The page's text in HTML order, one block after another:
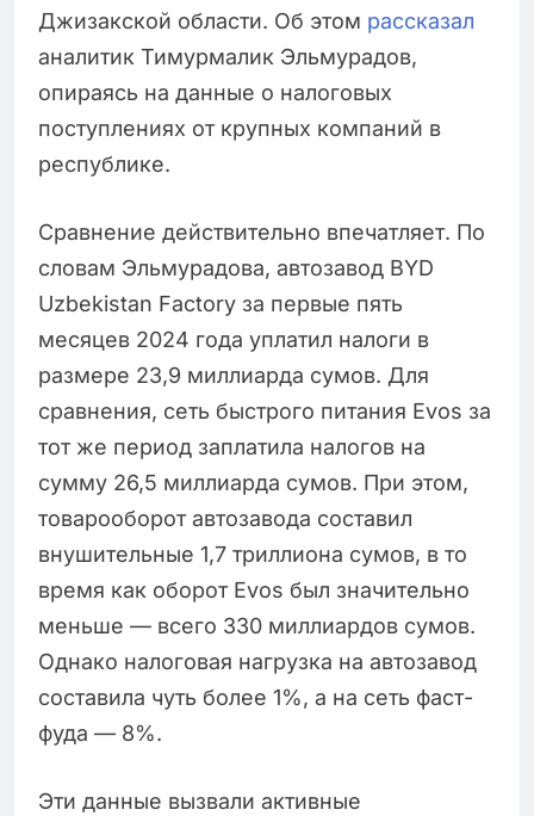
Джизакской области. Об этом рассказал
аналитик Тимурмалик Эльмурадов,
опираясь на данные о налоговых
поступлениях от крупных компаний в
республике.
Сравнение действительно впечатляет. По
словам Эльмурадова, автозавод BYD
Uzbekistan Factory за первые пять
месяцев 2024 года уплатил налоги в
размере 23,9 миллиарда сумов. Для
сравнения, сеть быстрого питания Evos за
тот же период заплатила налогов на
сумму 26,5 миллиарда сумов. При этом,
товарооборот автозавода составил
внушительные 1,7 триллиона сумов, в то
время как оборот Evos был значительно
меньше — всего 330 миллиардов сумов.
Однако налоговая нагрузка на автозавод
составила чуть более 1%, а на сеть фаст-
фуда — 8%.
Эти данные вызвали активные